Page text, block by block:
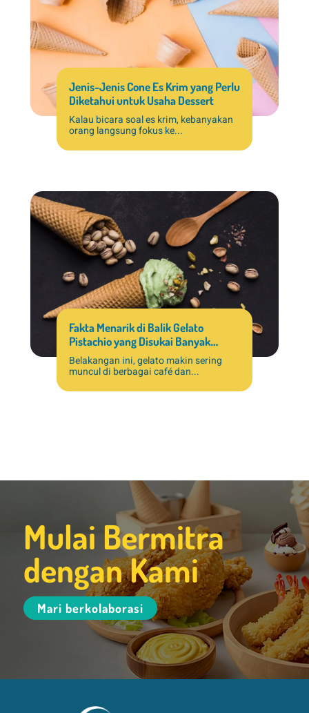
Jenis-Jenis Cone Es Krim yang Perlu
Diketahui untuk Usaha Dessert
Kalau bicara soal es krim, kebanyakan
orang langsung fokus ke...
Fakta Menarik di Balik Gelato
Pistachio yang Disukai Banyak
Pelanggan
Belakangan ini, gelato makin sering
muncul di berbagai café dan...
Mulai Bermitra
dengan Kami
Mari berkolaborasi